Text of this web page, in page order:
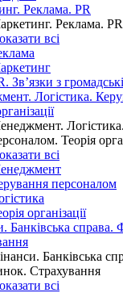
Реклама. PR
Реклама. PR
всі
Зв’язки з
Логістика.
Теорія
всі
персоналом
організації
Банківська
Банківська
Страхування
всі